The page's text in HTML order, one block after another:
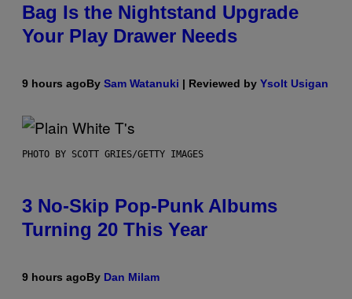
Bag Is the Nightstand Upgrade
Your Play Drawer Needs
9 hours agoBy Sam Watanuki | Reviewed by Ysolt Usigan
PHOTO BY SCOTT GRIES/GETTY IMAGES
3 No-Skip Pop-Punk Albums
Turning 20 This Year
9 hours agoBy Dan Milam